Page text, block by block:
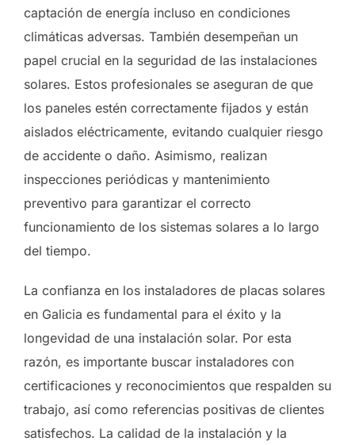
captación de energía incluso en condiciones
climáticas adversas. También desempeñan un
papel crucial en la seguridad de las instalaciones
solares. Estos profesionales se aseguran de que
los paneles estén correctamente fijados y están
aislados eléctricamente, evitando cualquier riesgo
de accidente o daño. Asimismo, realizan
inspecciones periódicas y mantenimiento
preventivo para garantizar el correcto
funcionamiento de los sistemas solares a lo largo
del tiempo.
La confianza en los instaladores de placas solares
en Galicia es fundamental para el éxito y la
longevidad de una instalación solar. Por esta
razón, es importante buscar instaladores con
certificaciones y reconocimientos que respalden su
trabajo, así como referencias positivas de clientes
satisfechos. La calidad de la instalación y la